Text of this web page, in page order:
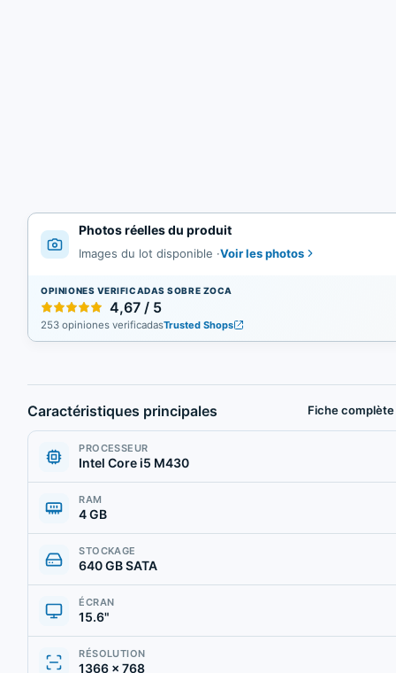
Photos réelles du produit
Images du lot disponible ·Voir les photos
OPINIONES VERIFICADAS SOBRE ZOCA
4,67 / 5
253 opiniones verificadasTrusted Shops
Caractéristiques principales Fiche complète
PROCESSEUR
Intel Core i5 M430
RAM
4 GB
STOCKAGE
640 GB SATA
ÉCRAN
15.6"
RÉSOLUTION
1366 × 768